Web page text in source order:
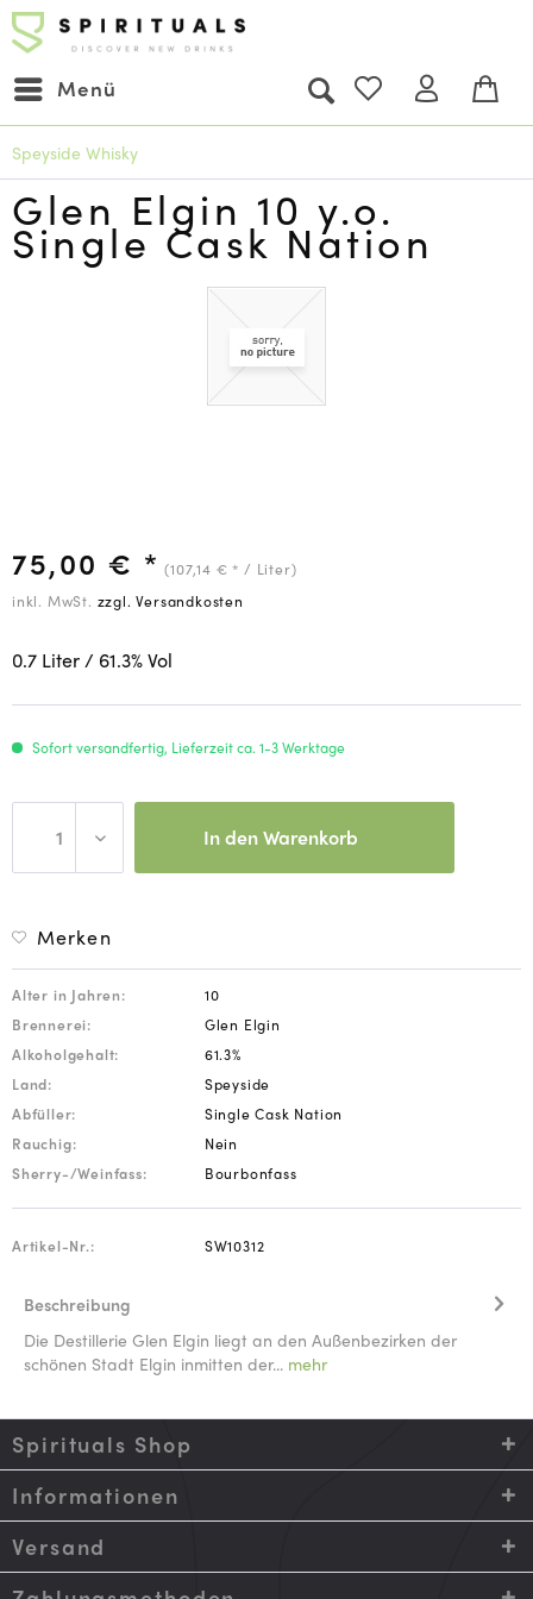
Menü
Speyside Whisky
Glen Elgin 10 y.o.
Single Cask Nation
75,00 € * (107,14 € * / Liter)
inkl. MwSt. zzgl. Versandkosten
0.7 Liter/ 61.3% Vol
Sofort versandfertig, Lieferzeit ca. 1-3 Werktage
In denWarenkorb
Merken
Alter in Jahren:
10
Brennerei:
Glen Elgin
Alkoholgehalt:
61.3%
Land:
Speyside
Abfüller:
Single Cask Nation
Rauchig:
Nein
Sherry-/Weinfass:
Bourbonfass
Artikel-Nr.: SW10312
Beschreibung
Die Destillerie Glen Elgin liegt an den Außenbezirken der
schönen Stadt Elgin inmitten der... mehr
Spirituals Shop
Informationen
Versand